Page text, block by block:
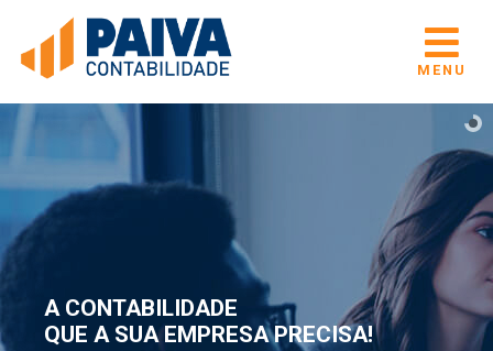
MENU
A CONTABILIDADE
QUE A SUA EMPRESA PRECISA!